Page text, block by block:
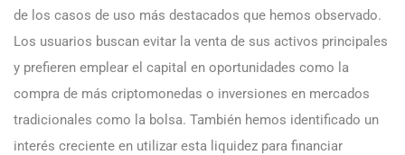
de los casos de uso más destacados que hemos observado.
Los usuarios buscan evitar la venta de sus activos principales
y prefieren emplear el capital en oportunidades como la
compra de más criptomonedas o inversiones en mercados
tradicionales como la bolsa. También hemos identificado un
interés creciente en utilizar esta liquidez para financiar